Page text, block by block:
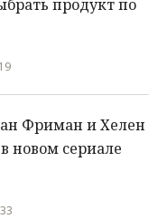
продукт по
Фриман и Хелен
новом сериале